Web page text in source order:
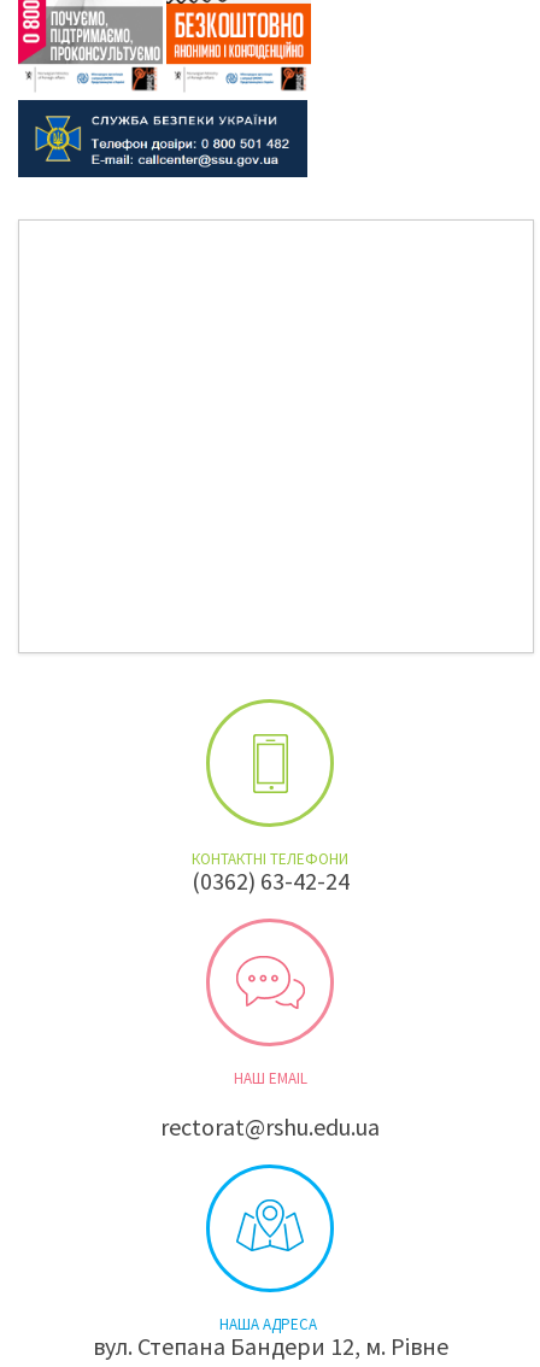
КОНТАКТНІ ТЕЛЕФОНИ
(0362) 63-42-24
НАШ EMAIL
rectorat@rshu.edu.ua
НАША АДРЕСА
вул. Степана Бандери 12, м. Рівне